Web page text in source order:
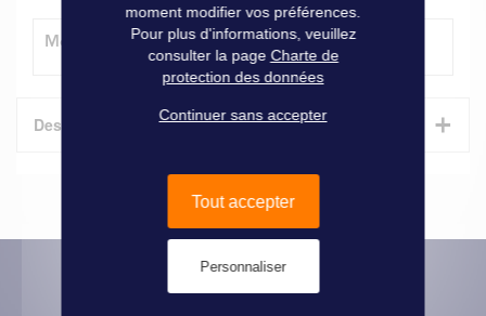
Modes de livraison
Description +
Support en bambou pour smartphone.
Accessoire de rangement imperméable
imputrescible
, le bambou présente une excellente
aux moisissures et insectes.
En cas d'utilisation en extérieur, le bambou peut devenir
moment modifier vos préférences.
Pour plus d'informations, veuillez
consulter la page Charte de
protection des données
Continuer sans accepter
Tout accepter
Personnaliser